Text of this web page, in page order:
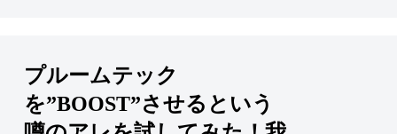
プルームテック
を”BOOST”させるという